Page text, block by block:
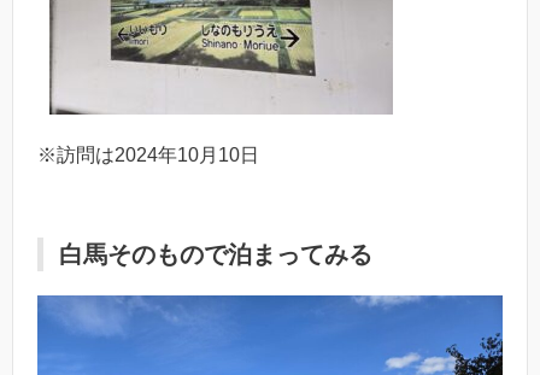
※訪問は2024年10月10日
白馬そのもので泊まってみる